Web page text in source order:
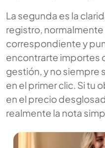
La segunda es la
registro, normalmente
correspondiente y
encontrarte importes
gestión, y no siempre
en el primer clic. Si tu
en el precio
realmente la nota